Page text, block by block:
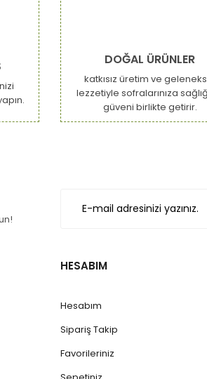
Yorum Yaz
DOĞAL ÜRÜNLER
katkısız üretim ve
lezzetiyle sofralarınıza
güveni birlikte getirir.
HESABIM
Hesabım
Sipariş Takip
Favorileriniz